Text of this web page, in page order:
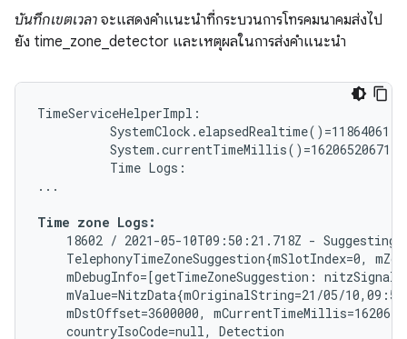
บันทึกเขตเวลา จะแสดงคำแนะนำที่กระบวนการโทรคมนาคมส่งไป
ยัง time_zone_detector และเหตุผลในการส่งคำแนะนำ
TimeServiceHelperImpl:
          SystemClock.elapsedRealtime()=11864061
          System.currentTimeMillis()=1620652067178
          Time Logs:
...
Time zone Logs:
18602 / 2021-05-10T09:50:21.718Z - Suggesting
TelephonyTimeZoneSuggestion{mSlotIndex=0,
mDebugInfo=[getTimeZoneSuggestion:
mValue=NitzData{mOriginalString=21/05/
mDstOffset=3600000,
    countryIsoCode=null, Detection